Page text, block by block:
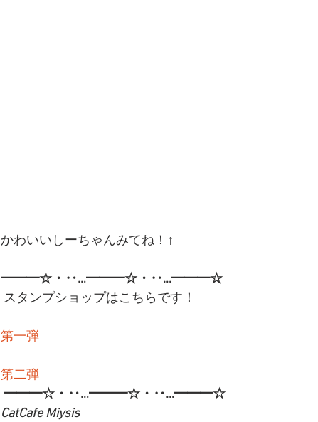
かわいいしーちゃんみてね！↑
━━━☆・‥…━━━☆・‥…━━━☆
スタンプショップはこちらです！
第一弾
第二弾
━━━☆・‥…━━━☆・‥…━━━☆
CatCafe Miysis